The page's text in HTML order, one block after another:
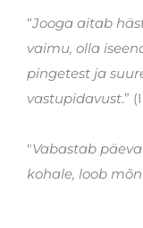
“Jooga aitab
vaimu, olla
pingetest ja
vastupidavust.”
"Vabastab
kohale, loob